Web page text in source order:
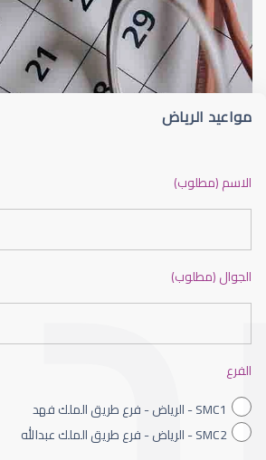
القرنية
القرنية المخروطية
مواعيد الرياض
الاسم (مطلوب)
الجوال (مطلوب)
الفرع
SMC1 - الرياض - فرع طريق الملك فهد
SMC2 - الرياض - فرع طريق الملك عبدالله